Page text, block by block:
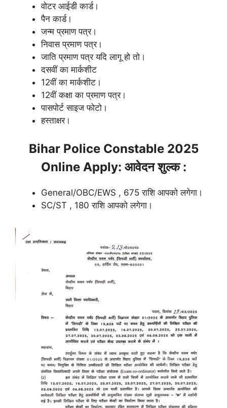
वोटर आईडी कार्ड।
पैन कार्ड।
जन्म प्रमाण पत्र।
निवास प्रमाण पत्र।
जाति प्रमाण पत्र यदि लागू हो तो।
दसवीं का मार्कशीट
12वीं का मार्कशीट।
12वीं कक्षा का प्रमाण पत्र।
पासपोर्ट साइज फोटो।
हस्ताक्षर।
Bihar Police Constable 2025
Online Apply: आवेदन शुल्क :
General/OBC/EWS , 675 राशि आपको लगेगा।
SC/ST , 180 राशि आपको लगेगा।